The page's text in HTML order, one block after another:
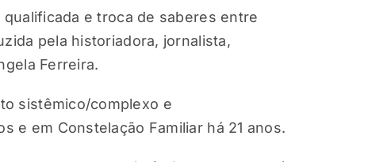
e troca de saberes entre
pela historiadora, jornalista,
Ferreira.
sistêmico/complexo e
e em Constelação Familiar há 21 anos.